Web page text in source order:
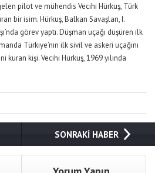
pilot ve mühendis Vecihi Hürkuş, Türk
bir isim. Hürkuş, Balkan Savaşları, I.
görev yaptı. Düşman uçağı düşüren ilk
Türkiye’nin ilk sivil ve askeri uçağını
kişi. Vecihi Hürkuş, 1969 yılında
SONRAKİ HABER